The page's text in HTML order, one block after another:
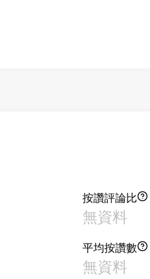
按讚評論比
無資料
平均按讚數
無資料